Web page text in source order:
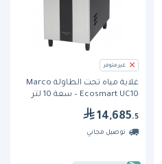
غير متوفر
غلاية مياه تحت الطاولة Marco
Ecosmart UC10 – سعة 10 لتر
14,685.5
توصيل مجاني